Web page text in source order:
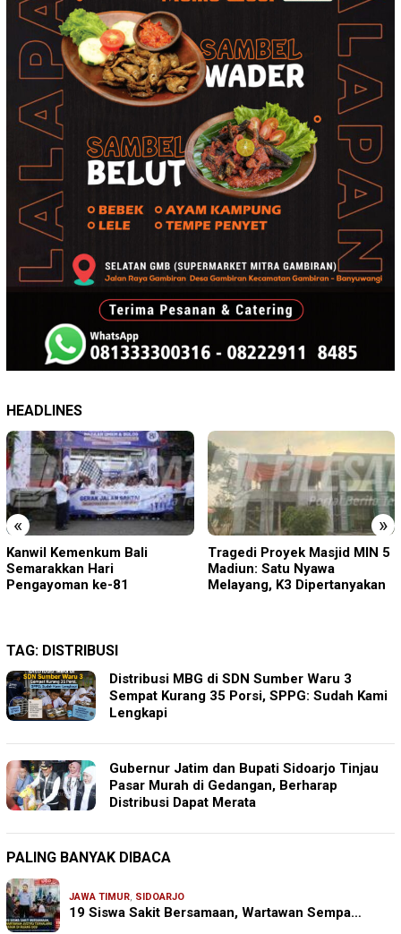
HEADLINES
« »
Tragedi Proyek Masjid MIN 5
Madiun: Satu Nyawa
Melayang, K3 Dipertanyakan
KA BIAS Terhenti, Lima KA
Ikut Terdampak, KAI Daop 7
Gerak Cepat Pulihkan
TAG: DISTRIBUSI
Distribusi MBG di SDN Sumber Waru 3
Sempat Kurang 35 Porsi, SPPG: Sudah Kami
Lengkapi
Gubernur Jatim dan Bupati Sidoarjo Tinjau
Pasar Murah di Gedangan, Berharap
Distribusi Dapat Merata
PALING BANYAK DIBACA
JAWA TIMUR, SIDOARJO
19 Siswa Sakit Bersamaan, Wartawan Sempa…